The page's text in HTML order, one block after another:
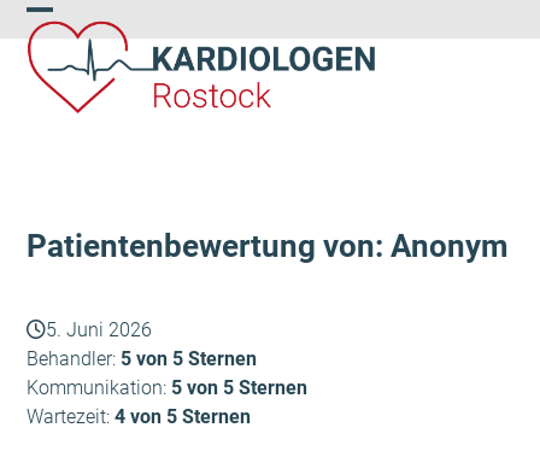
Skip
to
content
Open
mobile
menu
Close
mobile
menu
Patientenbewertung von: Anonym
5. Juni 2026
Behandler: 5 von 5 Sternen
Kommunikation: 5 von 5 Sternen
Wartezeit:4 von 5 Sternen